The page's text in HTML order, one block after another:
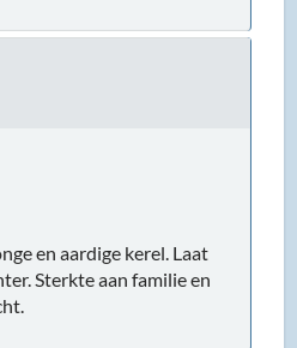
en aardige kerel. Laat
Sterkte aan familie en